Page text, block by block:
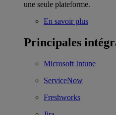
une seule plateforme.
En savoir plus
Principales
Microsoft Intune
ServiceNow
Freshworks